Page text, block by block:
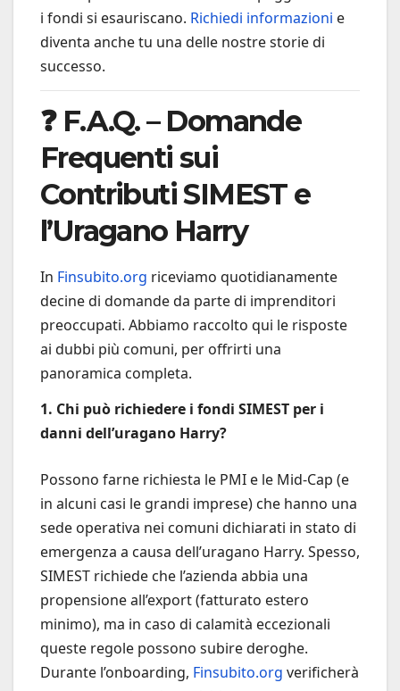
i fondi si esauriscano. Richiedi informazioni e
diventa anche tu una delle nostre storie di
successo.
❓ F.A.Q. – Domande
Frequenti sui
Contributi SIMEST e
l’Uragano Harry
In Finsubito.org riceviamo quotidianamente
decine di domande da parte di imprenditori
preoccupati. Abbiamo raccolto qui le risposte
ai dubbi più comuni, per offrirti una
panoramica completa.
1. Chi può richiedere i fondi SIMEST per i
danni dell’uragano Harry?
Possono farne richiesta le PMI e le Mid-Cap (e
in alcuni casi le grandi imprese) che hanno una
sede operativa nei comuni dichiarati in stato di
emergenza a causa dell’uragano Harry. Spesso,
SIMEST richiede che l’azienda abbia una
propensione all’export (fatturato estero
minimo), ma in caso di calamità eccezionali
queste regole possono subire deroghe.
Durante l’onboarding, Finsubito.org verificherà